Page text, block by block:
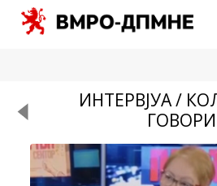
ИНТЕРВЈУА /
ГОВОРИ